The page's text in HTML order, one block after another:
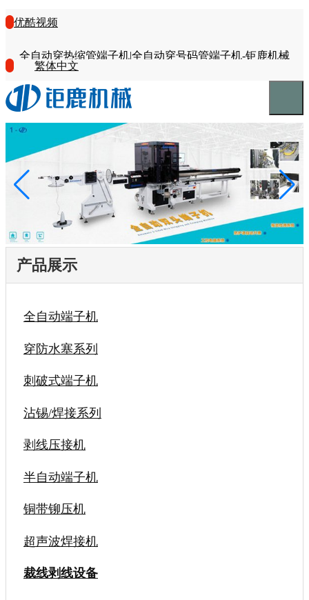
优酷视频
全自动穿热缩管端子机|全自动穿号码管端子机-钜鹿机械
繁体中文
产品展示
全自动端子机
穿防水塞系列
刺破式端子机
沾锡/焊接系列
剥线压接机
半自动端子机
铜带铆压机
超声波焊接机
裁线剥线设备